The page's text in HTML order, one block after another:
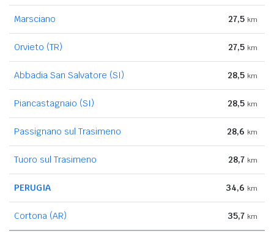
Marsciano 27,5 km
Orvieto (TR) 27,5 km
Abbadia San Salvatore (SI) 28,5 km
Piancastagnaio (SI) 28,5 km
Passignano sul Trasimeno 28,6 km
Tuoro sul Trasimeno 28,7 km
PERUGIA 34,6 km
Cortona (AR) 35,7 km